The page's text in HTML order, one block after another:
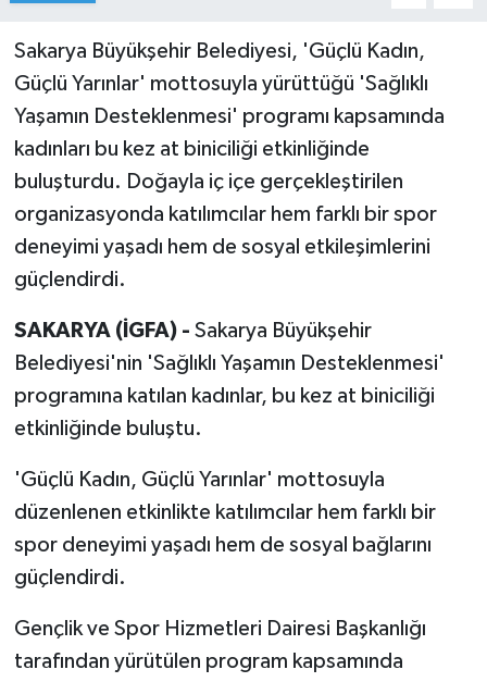
Sakarya Büyükşehir Belediyesi, 'Güçlü Kadın,
Güçlü Yarınlar' mottosuyla yürüttüğü 'Sağlıklı
Yaşamın Desteklenmesi' programı kapsamında
kadınları bu kez at biniciliği etkinliğinde
buluşturdu. Doğayla iç içe gerçekleştirilen
organizasyonda katılımcılar hem farklı bir spor
deneyimi yaşadı hem de sosyal etkileşimlerini
güçlendirdi.
SAKARYA (İGFA) - Sakarya Büyükşehir
Belediyesi'nin 'Sağlıklı Yaşamın Desteklenmesi'
programına katılan kadınlar, bu kez at biniciliği
etkinliğinde buluştu.
'Güçlü Kadın, Güçlü Yarınlar' mottosuyla
düzenlenen etkinlikte katılımcılar hem farklı bir
spor deneyimi yaşadı hem de sosyal bağlarını
güçlendirdi.
Gençlik ve Spor Hizmetleri Dairesi Başkanlığı
tarafından yürütülen program kapsamında